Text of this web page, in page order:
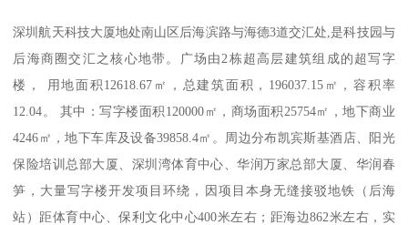
深圳航天科技大厦地处南山区后海滨路与海德3道交汇处,是科技园与
后海商圈交汇之核心地带。广场由2栋超高层建筑组成的超写字
楼， 用地面积12618.67㎡，总建筑面积，196037.15㎡，容积率
12.04。 其中：写字楼面积120000㎡，商场面积25754㎡，地下商业
4246㎡，地下车库及设备39858.4㎡。周边分布凯宾斯基酒店、阳光
保险培训总部大厦、深圳湾体育中心、华润万家总部大厦、华润春
笋，大量写字楼开发项目环绕，因项目本身无缝接驳地铁（后海
站）距体育中心、保利文化中心400米左右；距海边862米左右，实